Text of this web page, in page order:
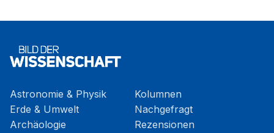
Astronomie & Physik
Erde & Umwelt
Archäologie
Kolumnen
Nachgefragt
Rezensionen